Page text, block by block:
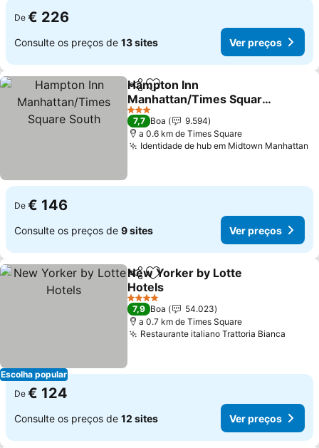
De € 226
Consulte os preços de 13 sites Ver preços
PartilharAdicionar aos favoritos
Hampton Inn
Manhattan/Times Square
South
3 Estrelas
7,7 Boa
9.594
a 0.6 km de Times Square
Identidade de hub em Midtown Manhattan
De € 146
Consulte os preços de 9 sites Ver preços
Escolha popular
PartilharAdicionar aos favoritos
New Yorker by Lotte
Hotels
4 Estrelas
7,9 Boa
54.023
a 0.7 km de Times Square
Restaurante italiano Trattoria Bianca
De € 124
Consulte os preços de 12 sites Ver preços